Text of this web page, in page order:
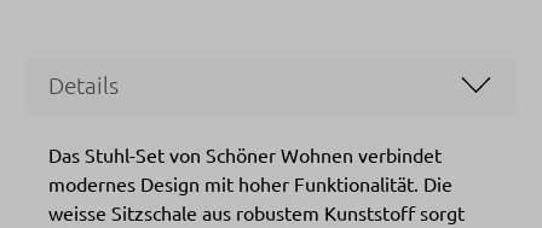
Details
Das Stuhl-Set von Schöner Wohnen verbindet
modernes Design mit hoher Funktionalität. Die
weisse Sitzschale aus robustem Kunststoff sorgt